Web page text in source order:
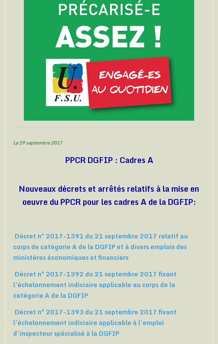
Le 29 septembre 2017
PPCR DGFIP : Cadres A
Nouveaux décrets et arrêtés relatifs à la mise en
oeuvre du PPCR pour les cadres A de la DGFIP:
Décret n° 2017-1391 du 21 septembre 2017 relatif au
corps de catégorie A de la DGFIP et à divers emplois des
ministères économiques et financiers
Décret n° 2017-1392 du 21 septembre 2017 fixant
l’échelonnement indiciaire applicable au corps de la
catégorie A de la DGFIP
Décret n° 2017-1393 du 21 septembre 2017 fixant
l’échelonnement indiciaire applicable à l’emploi
d’inspecteur spécialisé à la DGFIP